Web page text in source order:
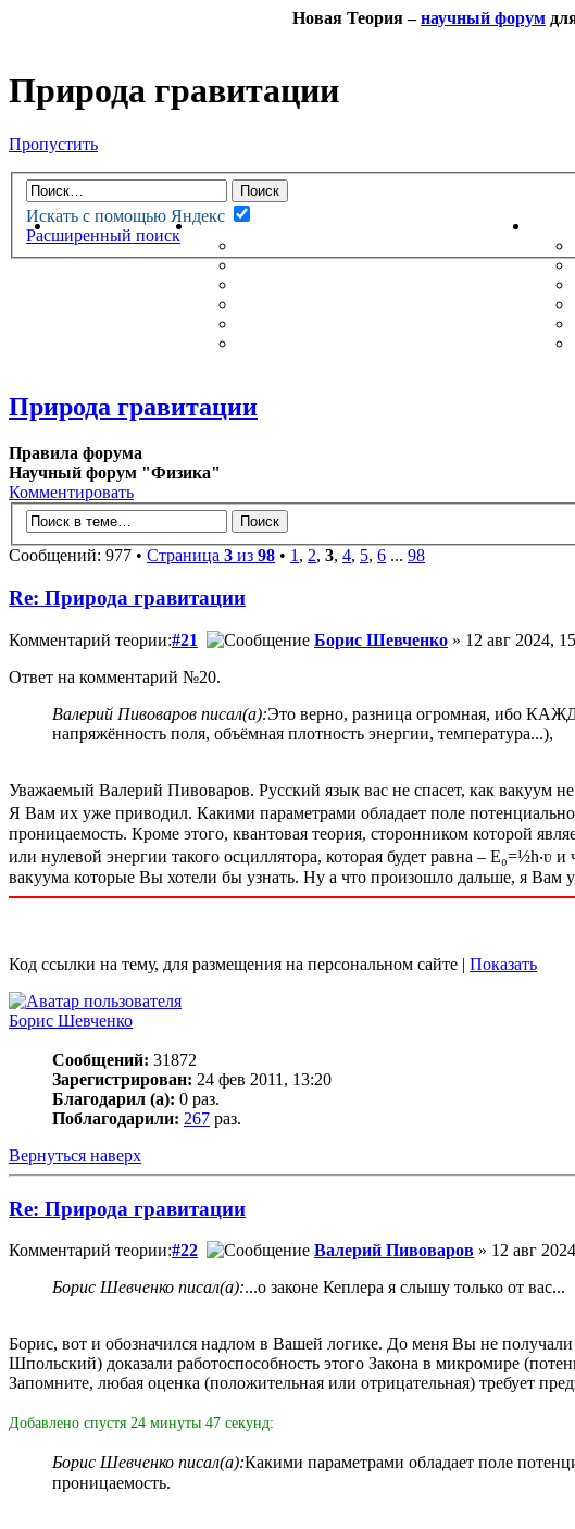
Новая Теория –научный форум
Природа гравитации
Пропустить
Искать с помощью Яндекс
Расширенный поиск
НОВАЯ ТЕОРИЯФОРУМ
НЕПРОЧИТАННЫЕ СООБЩЕНИЯ
Природа гравитации
Правила форума
Научный форум "Физика"
Комментировать
Сообщений: 977 • Страница 3 из 98 • 1, 2, 3, 4, 5, 6 ... 98
Re: Природа гравитации
Комментарий теории:#21 Борис Шевченко » 12 авг 2024,
Ответ на комментарий №20.
Валерий Пивоваров писал(а):Это верно, разница огромная, ибо
напряжённость поля, объёмная плотность энергии, температура...),
Уважаемый Валерий Пивоваров. Русский язык вас не спасет, как вакуум
Я Вам их уже приводил. Какими параметрами обладает поле
проницаемость. Кроме этого, квантовая теория, сторонником которой
или нулевой энергии такого осциллятора, которая будет равна –
вакуума которые Вы хотели бы узнать. Ну а что произошло дальше, я Вам
Код ссылки на тему, для размещения на персональном сайте | Показать
Борис Шевченко
Сообщений: 31872
Зарегистрирован: 24 фев 2011, 13:20
Благодарил (а): 0 раз.
Поблагодарили: 267 раз.
Вернуться наверх
Re: Природа гравитации
Комментарий теории:#22 Валерий Пивоваров » 12 авг
Борис Шевченко писал(а):...о законе Кеплера я слышу только от вас...
Борис, вот и обозначился надлом в Вашей логике. До меня Вы не
Шпольский) доказали работоспособность этого Закона в микромире
Запомните, любая оценка (положительная или отрицательная) требует
Добавлено спустя 24 минуты 47 секунд:
Борис Шевченко писал(а):Какими параметрами обладает поле
проницаемость.